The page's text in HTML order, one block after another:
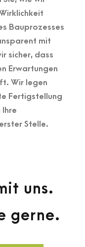
Bauprozesses
mit
sicher, dass
Erwartungen
Wir legen
Fertigstellung
Ihre
Stelle.
uns.
gerne.